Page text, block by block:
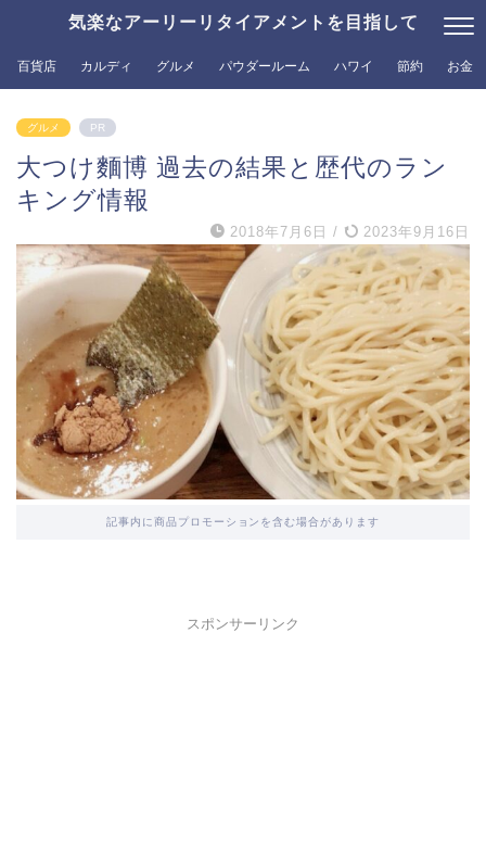
気楽なアーリーリタイアメントを目指して
百貨店 カルディ グルメ パウダールーム ハワイ 節約 お金
グルメ PR
大つけ麵博 過去の結果と歴代のラン
キング情報
2018年7月6日 / 2023年9月16日
記事内に商品プロモーションを含む場合があります
スポンサーリンク